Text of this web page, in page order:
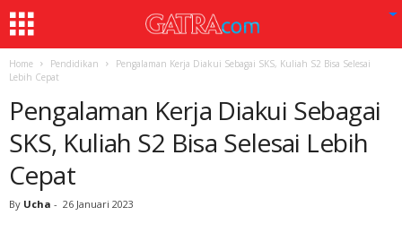
Home Pendidikan
Pengalaman Kerja Diakui Sebagai SKS, Kuliah S2 Bisa Selesai
Lebih Cepat
Pengalaman Kerja Diakui Sebagai
SKS, Kuliah S2 Bisa Selesai Lebih
Cepat
By Ucha - 26 Januari 2023